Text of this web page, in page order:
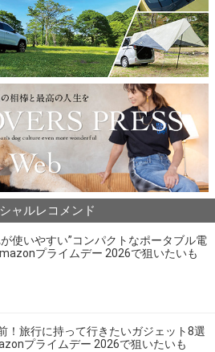
ャルレコメンド
使いやすい”コンパクトなポータブル電
プライムデー 2026で狙いたいも
！旅行に持って行きたいガジェット8選
プライムデー 2026で狙いたいも